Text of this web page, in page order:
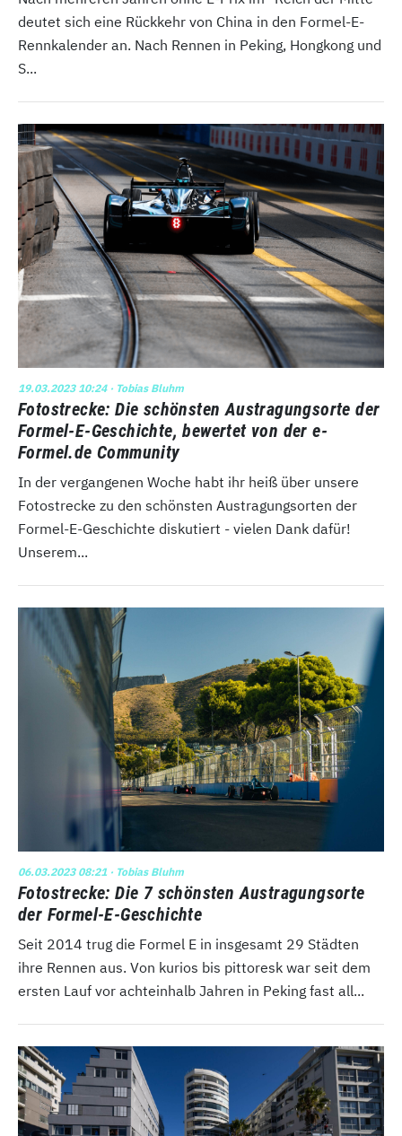
deutet sich eine Rückkehr von China in den Formel-E-
Rennkalender an. Nach Rennen in Peking, Hongkong und
S...
19.03.2023 10:24· Tobias Bluhm
Fotostrecke: Die schönsten Austragungsorte der
Formel-E-Geschichte, bewertet von der e-
Formel.de Community
In der vergangenen Woche habt ihr heiß über unsere
Fotostrecke zu den schönsten Austragungsorten der
Formel-E-Geschichte diskutiert - vielen Dank dafür!
Unserem...
06.03.2023 08:21 · Tobias Bluhm
Fotostrecke: Die 7 schönsten Austragungsorte
der Formel-E-Geschichte
Seit 2014 trug die Formel E in insgesamt 29 Städten
ihre Rennen aus. Von kurios bis pittoresk war seit dem
ersten Lauf vor achteinhalb Jahren in Peking fast all...